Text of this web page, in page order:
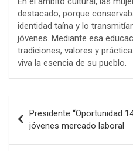
destacado, porque
identidad taína y lo
jóvenes. Mediante esa
tradiciones, valores y
viva la esencia de su pueblo.
de
entradas
Presidente “Oportunidad
jóvenes mercado laboral